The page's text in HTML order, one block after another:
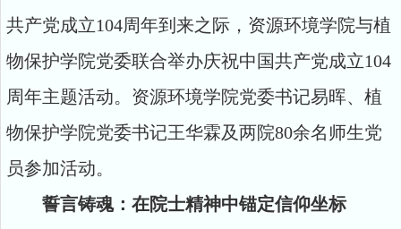
共产党成立104周年到来之际，资源环境学院与植
物保护学院党委联合举办庆祝中国共产党成立104
周年主题活动。资源环境学院党委书记易晖、植
物保护学院党委书记王华霖及两院80余名师生党
员参加活动。
誓言铸魂：在院士精神中锚定信仰坐标